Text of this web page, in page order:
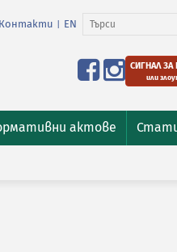
Контакти EN
СИГНАЛ
или
актове